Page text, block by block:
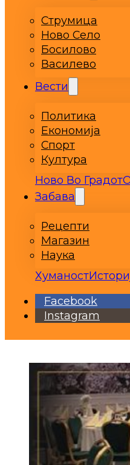
Струмица
Ново Село
Босилово
Василево
Вести
Политика
Економија
Спорт
Култура
Ново Во Градот
Забава
Рецепти
Магазин
Наука
Хуманост
Facebook
Instagram